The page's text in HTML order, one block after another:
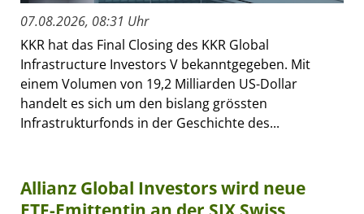
07.08.2026, 08:31 Uhr
KKR hat das Final Closing des KKR Global
Infrastructure Investors V bekanntgegeben. Mit
einem Volumen von 19,2 Milliarden US-Dollar
handelt es sich um den bislang grössten
Infrastrukturfonds in der Geschichte des...
Allianz Global Investors wird neue